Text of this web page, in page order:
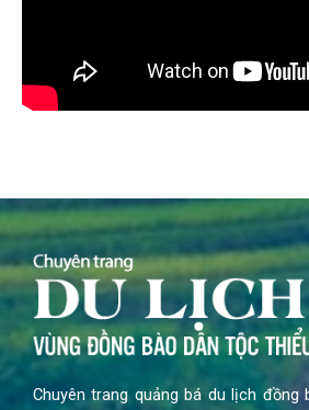
Chuyên trang quảng bá du lịch